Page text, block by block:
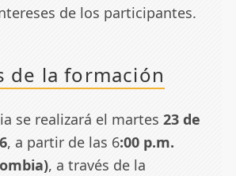
de los participantes.
de la formación
se realizará el martes 23 de
, a partir de las 6:00 p.m.
, a través de la